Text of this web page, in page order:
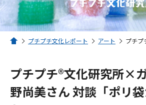
メニューを閉じる
ホーム
プチプチ文化レポート アート プチプ
プチプチ®文化研究所×
野尚美さん 対談「ポリ